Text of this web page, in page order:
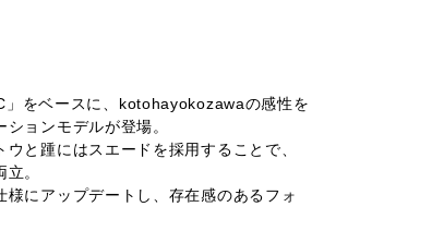
をベースに、kotohayokozawaの感性を
ョンモデルが登場。
と踵にはスエードを採用することで、
。
にアップデートし、存在感のあるフォ